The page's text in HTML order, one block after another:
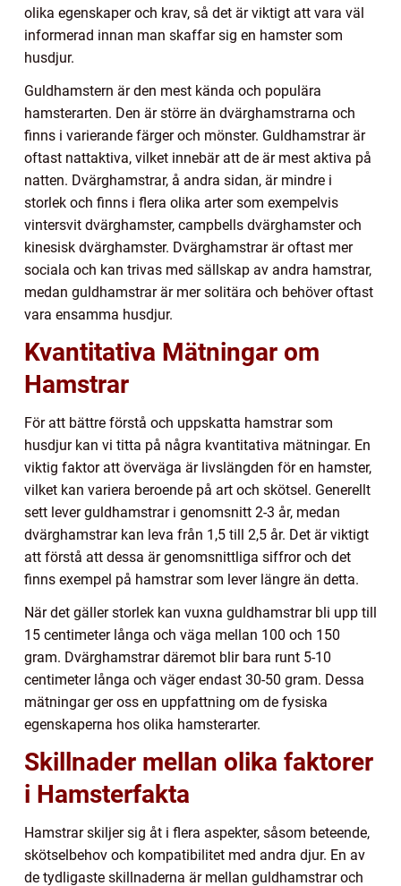
olika egenskaper och krav, så det är viktigt att vara väl
informerad innan man skaffar sig en hamster som
husdjur.
Guldhamstern är den mest kända och populära
hamsterarten. Den är större än dvärghamstrarna och
finns i varierande färger och mönster. Guldhamstrar är
oftast nattaktiva, vilket innebär att de är mest aktiva på
natten. Dvärghamstrar, å andra sidan, är mindre i
storlek och finns i flera olika arter som exempelvis
vintersvit dvärghamster, campbells dvärghamster och
kinesisk dvärghamster. Dvärghamstrar är oftast mer
sociala och kan trivas med sällskap av andra hamstrar,
medan guldhamstrar är mer solitära och behöver oftast
vara ensamma husdjur.
Kvantitativa Mätningar om
Hamstrar
För att bättre förstå och uppskatta hamstrar som
husdjur kan vi titta på några kvantitativa mätningar. En
viktig faktor att överväga är livslängden för en hamster,
vilket kan variera beroende på art och skötsel. Generellt
sett lever guldhamstrar i genomsnitt 2-3 år, medan
dvärghamstrar kan leva från 1,5 till 2,5 år. Det är viktigt
att förstå att dessa är genomsnittliga siffror och det
finns exempel på hamstrar som lever längre än detta.
När det gäller storlek kan vuxna guldhamstrar bli upp till
15 centimeter långa och väga mellan 100 och 150
gram. Dvärghamstrar däremot blir bara runt 5-10
centimeter långa och väger endast 30-50 gram. Dessa
mätningar ger oss en uppfattning om de fysiska
egenskaperna hos olika hamsterarter.
Skillnader mellan olika faktorer
i Hamsterfakta
Hamstrar skiljer sig åt i flera aspekter, såsom beteende,
skötselbehov och kompatibilitet med andra djur. En av
de tydligaste skillnaderna är mellan guldhamstrar och